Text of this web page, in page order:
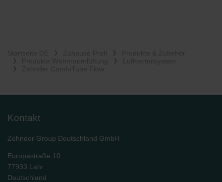
Kontakt
Zehnder Group Deutschland GmbH
Europastraße 10
77933 Lahr
Deutschland